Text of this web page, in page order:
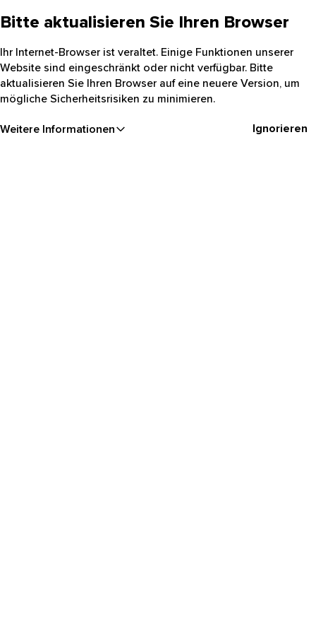
Bitte aktualisieren Sie Ihren Browser
Ihr Internet-Browser ist veraltet. Einige Funktionen unserer
Website sind eingeschränkt oder nicht verfügbar. Bitte
aktualisieren Sie Ihren Browser auf eine neuere Version, um
mögliche Sicherheitsrisiken zu minimieren.
Weitere Informationen Ignorieren